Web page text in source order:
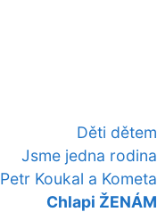
Děti dětem
Jsme jedna rodina
Petr Koukal a Kometa
Chlapi ŽENÁM